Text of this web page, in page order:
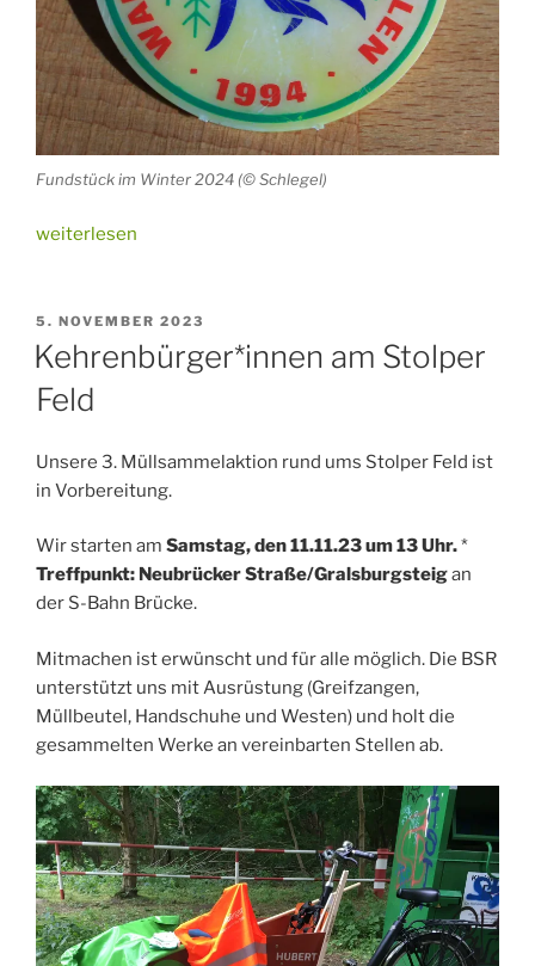
Fundstück im Winter 2024 (© Schlegel)
„Fundstücke
Feld“
weiterlesen
VERÖFFENTLICHT
AM
5. NOVEMBER 2023
Kehrenbürger*innen am Stolper
Feld
Unsere 3. Müllsammelaktion rund ums Stolper Feld ist
in Vorbereitung.
Wir starten am Samstag, den 11.11.23 um 13 Uhr.*
Treffpunkt: Neubrücker Straße/Gralsburgsteigan
der S-Bahn Brücke.
Mitmachen ist erwünscht und für alle möglich. Die BSR
unterstützt uns mit Ausrüstung (Greifzangen,
Müllbeutel, Handschuhe und Westen) und holt die
gesammelten Werke an vereinbarten Stellen ab.